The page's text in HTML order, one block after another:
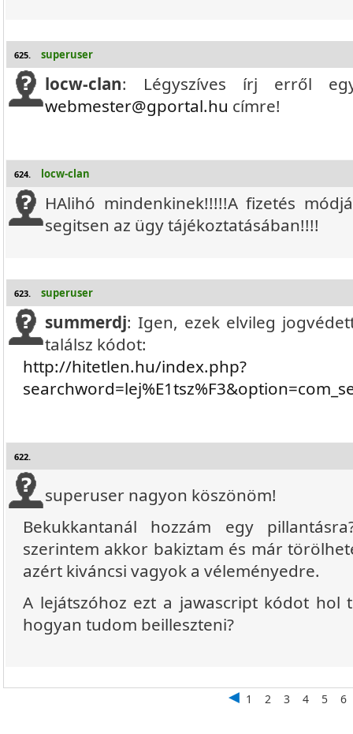
625. superuser
locw-clan: Légyszíves írj erről
webmester@gportal.hu címre!
624. locw-clan
HAlihó mindenkinek!!!!!A fizetés
segitsen az ügy tájékoztatásában!!!!
623. superuser
summerdj: Igen, ezek elvileg
találsz kódot:
http://hitetlen.hu/index.php?
622.
superuser nagyon köszönöm!
Bekukkantanál hozzám egy
szerintem akkor bakiztam és már
azért kiváncsi vagyok a véleményedre.
A lejátszóhoz ezt a jawascript kódot hol
hogyan tudom beilleszteni?
1 2 3 4 5 6